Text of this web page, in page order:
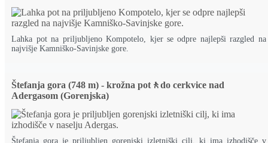
Lahka pot na priljubljeno Kompotelo, kjer se odpre najlepši razgled na
najvišje Kamniško-Savinjske gore.
Štefanja gora (748 m) - krožna pot🚶do cerkvice nad
Adergasom (Gorenjska)
Štefanja gora je priljubljen gorenjski izletniški cilj, ki ima izhodišče v